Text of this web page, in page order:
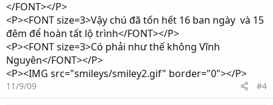
</FONT></P>
<P><FONT size=3>Vậy chú đã tốn hết 16 ban ngày và 15
đêm để hoàn tất lộ trình</FONT></P>
<P><FONT size=3>Có phải như thế không Vĩnh
Nguyên</FONT></P>
<P><IMG src="smileys/smiley2.gif" border="0"></P>
11/9/09 #4